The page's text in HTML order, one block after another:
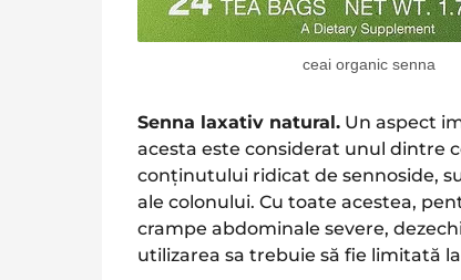
ceai organic senna
Senna laxativ natural. Un aspect
acesta este considerat unul dintre
conținutului ridicat de sennoside,
ale colonului. Cu toate acestea,
crampe abdominale severe,
utilizarea sa trebuie să fie limitată